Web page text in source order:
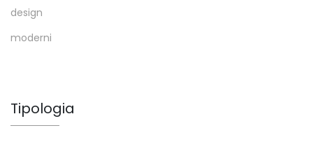
design
moderni
Tipologia